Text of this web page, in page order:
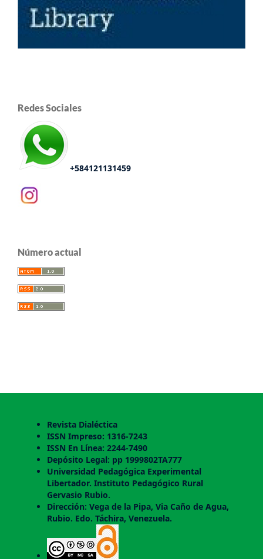
Redes Sociales
+584121131459
Número actual
Revista Dialéctica
ISSN Impreso: 1316-7243
ISSN En Línea: 2244-7490
Depósito Legal: pp 1999802TA777
Universidad Pedagógica Experimental
Libertador. Instituto Pedagógico Rural
Gervasio Rubio.
Dirección: Vega de la Pipa, Via Caño de Agua,
Rubio. Edo. Táchira, Venezuela.